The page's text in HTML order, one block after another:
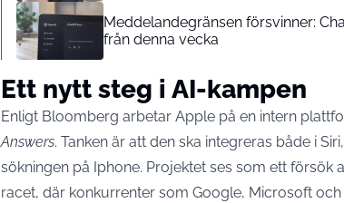
Meddelandegränsen försvinner:
från denna vecka
Ett nytt steg i AI-kampen
Enligt Bloomberg arbetar Apple på en intern
Answers. Tanken är att den ska integreras både i
sökningen på Iphone. Projektet ses som ett försök
racet, där konkurrenter som Google, Microsoft